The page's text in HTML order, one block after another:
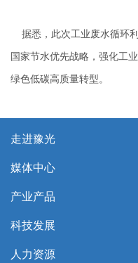
据悉，此次工业废水循环
国家节水优先战略，强化工
绿色低碳高质量转型。
走进豫光
媒体中心
产业产品
科技发展
人力资源